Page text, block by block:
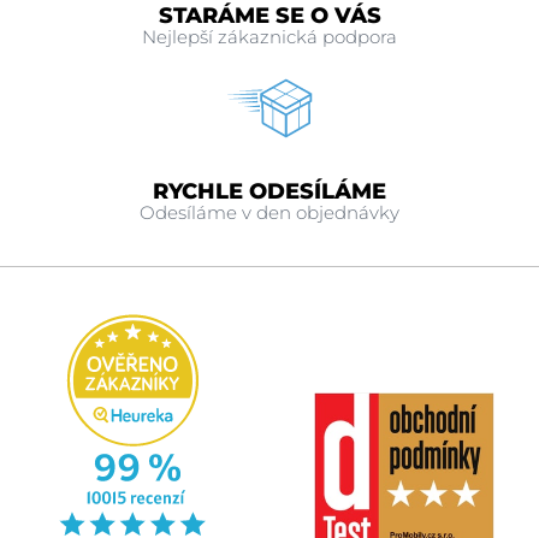
STARÁME SE O VÁS
Nejlepší zákaznická podpora
RYCHLE ODESÍLÁME
Odesíláme v den objednávky